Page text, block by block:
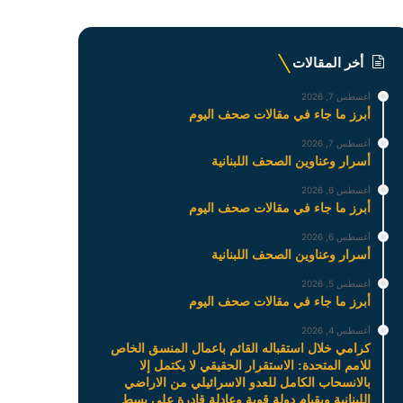
أخر المقالات
أغسطس 7, 2026
أبرز ما جاء في مقالات صحف اليوم
أغسطس 7, 2026
أسرار وعناوين الصحف اللبنانية
أغسطس 6, 2026
أبرز ما جاء في مقالات صحف اليوم
أغسطس 6, 2026
أسرار وعناوين الصحف اللبنانية
أغسطس 5, 2026
أبرز ما جاء في مقالات صحف اليوم
أغسطس 4, 2026
كرامي خلال استقباله القائم باعمال المنسق الخاص
للامم المتحدة: الاستقرار الحقيقي لا يكتمل إلا
بالانسحاب الكامل للعدو الاسرائيلي من الاراضي
اللبنانية وبقيام دولة قوية وعادلة قادرة على بسط